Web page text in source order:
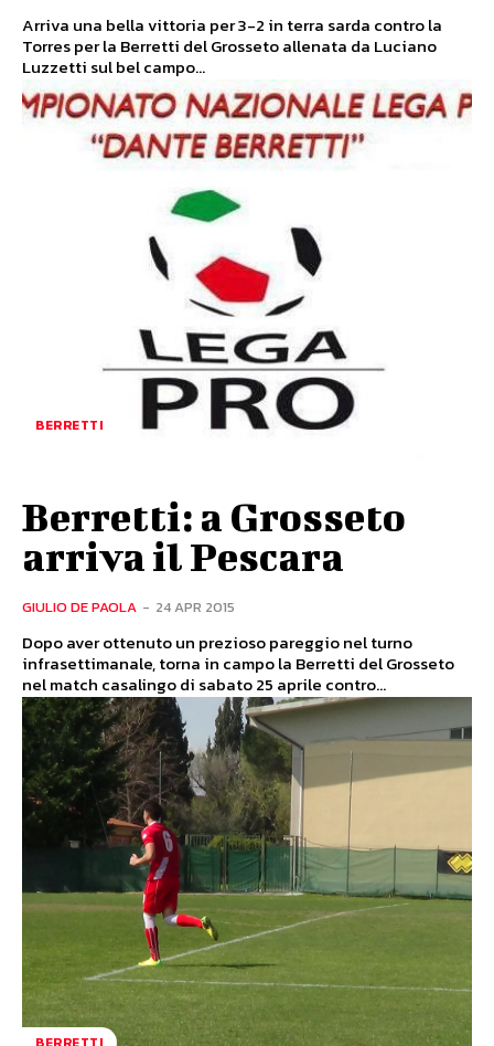
Arriva una bella vittoria per 3-2 in terra sarda contro la
Torres per la Berretti del Grosseto allenata da Luciano
Luzzetti sul bel campo...
BERRETTI
Berretti: a Grosseto
arriva il Pescara
GIULIO DE PAOLA - 24 APR 2015
Dopo aver ottenuto un prezioso pareggio nel turno
infrasettimanale, torna in campo la Berretti del Grosseto
nel match casalingo di sabato 25 aprile contro...